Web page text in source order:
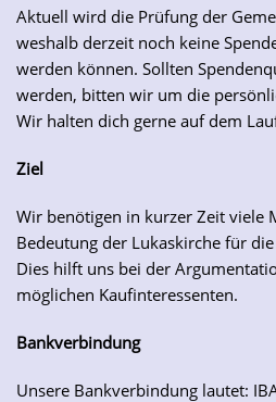
Aktuell wird die Prüfung der
weshalb derzeit noch keine
werden können. Sollten
werden, bitten wir um die
Wir halten dich gerne auf dem
Ziel
Wir benötigen in kurzer Zeit viele
Bedeutung der Lukaskirche für
Dies hilft uns bei der
möglichen Kaufinteressenten.
Bankverbindung
Unsere Bankverbindung lautet: